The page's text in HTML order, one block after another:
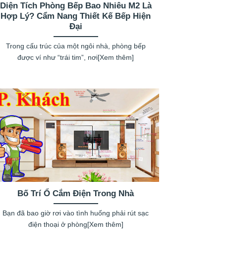
Diện Tích Phòng Bếp Bao Nhiêu M2 Là
Hợp Lý? Cẩm Nang Thiết Kế Bếp Hiện
Đại
Trong cấu trúc của một ngôi nhà, phòng bếp
được ví như “trái tim”, nơi[Xem thêm]
Bố Trí Ổ Cắm Điện Trong Nhà
Bạn đã bao giờ rơi vào tình huống phải rút sạc
điện thoại ở phòng[Xem thêm]